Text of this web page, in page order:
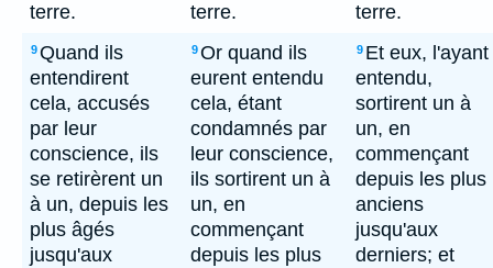
terre.
terre.
terre.
9Quand ils
entendirent
cela, accusés
par leur
conscience, ils
se retirèrent un
à un, depuis les
plus âgés
jusqu'aux
9Or quand ils
eurent entendu
cela, étant
condamnés par
leur conscience,
ils sortirent un à
un, en
commençant
depuis les plus
9 Et eux, l'ayant
entendu,
sortirent un à
un, en
commençant
depuis les plus
anciens
jusqu'aux
derniers; et